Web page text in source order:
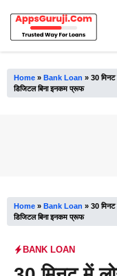
content
Home » Bank Loan » 30
डिजिटल बिना इनकम प्रूफ
Home » Bank Loan » 30
डिजिटल बिना इनकम प्रूफ
BANK LOAN